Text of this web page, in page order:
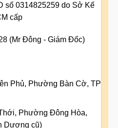
số 0314825259 do Sở Kế
cấp
(Mr Đông - Giám Đốc)
Phủ, Phường Bàn Cờ, TP
Phường Đông Hòa,
Dương cũ)